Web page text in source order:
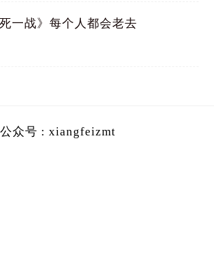
一战》每个人都会老去
公众号 : xiangfeizmt